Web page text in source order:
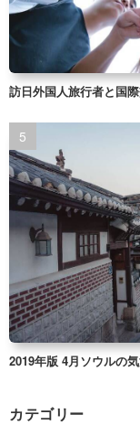
訪日外国人旅行者と国
2019年版 4月ソウルの
カテゴリー